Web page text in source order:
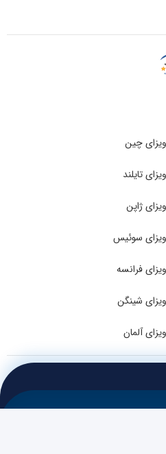
ویزای چین
ویزای تایلند
ویزای ژاپن
ویزای سوئیس
ویزای فرانسه
ویزای شینگن
ویزای آلمان